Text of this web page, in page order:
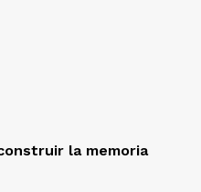
la memoria